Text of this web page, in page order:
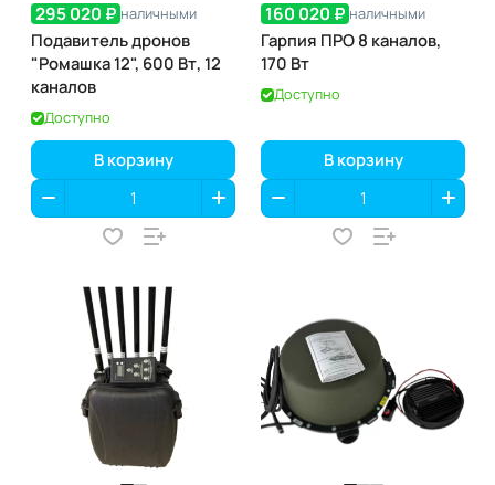
295 020 ₽ наличными
Подавитель дронов
"Ромашка 12", 600 Вт, 12
каналов
Доступно
В корзину
160 020 ₽ наличными
Гарпия ПРО 8 каналов,
170 Вт
Доступно
В корзину